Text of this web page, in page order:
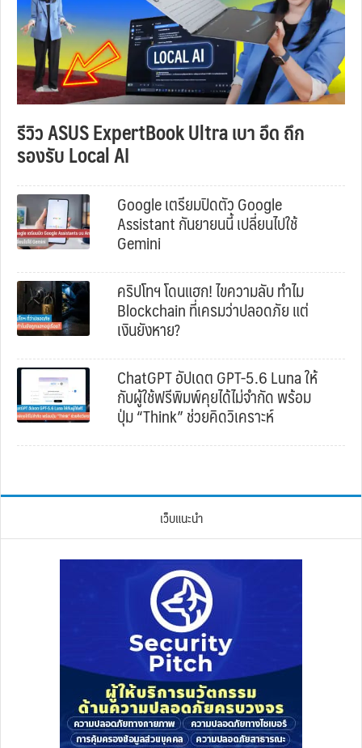
รีวิว ASUS ExpertBook Ultra เบา อึด ถึก
รองรับ Local AI
Google เตรียมปิดตัว Google
Assistant กันยายนนี้ เปลี่ยนไปใช้
Gemini
คริปโทฯ โดนแฮก! ไขความลับ ทำไม
Blockchain ที่เครมว่าปลอดภัย แต่
เงินยังหาย?
ChatGPT อัปเดต GPT-5.6 Luna ให้
กับผู้ใช้ฟรีพิมพ์คุยได้ไม่จำกัด พร้อม
ปุ่ม “Think” ช่วยคิดวิเคราะห์
เว็บแนะนำ